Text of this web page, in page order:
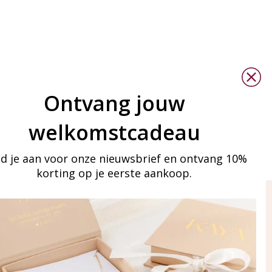
in touch
Aanmelden
Ontvang jouw
welkomstcadeau
je aan voor onze nieuwsbrief en ontvang 10%
korting op je eerste aankoop.